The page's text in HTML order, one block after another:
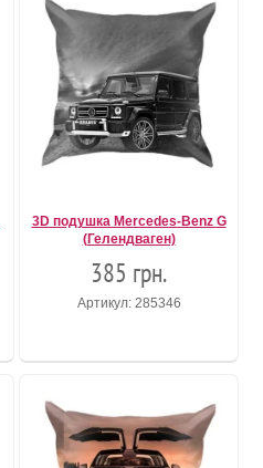
3D подушка Mercedes-Benz G
(Гелендваген)
385 грн.
Артикул: 285346